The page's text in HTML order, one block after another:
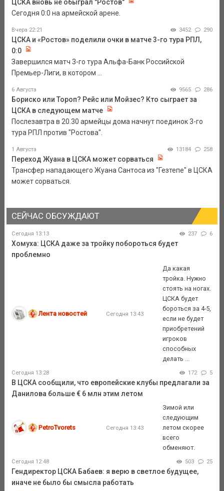
ЦСКА вновь не обыграл "Ростов"
Сегодня 0:0 на армейской арене.
Вчера 22:21 3452 290
ЦСКА и «Ростов» поделили очки в матче 3-го тура РПЛ,
0:0
Завершился матч 3-го тура Альфа-Банк Российской
Премьер-Лиги, в котором ...
6 Августа 9565 286
Бориско или Тороп? Рейс или Мойзес? Кто сыграет за
ЦСКА в следующем матче
Послезавтра в 20.30 армейцы дома начнут поединок 3-го
тура РПЛ против "Ростова".
1 Августа 13184 258
Переход Жуана в ЦСКА может сорваться
Трансфер нападающего Жуана Сантоса из "Гезтепе" в ЦСКА
может сорваться.
СЕЙЧАС ОБСУЖДАЮТ
Сегодня 13:13 237 6
Хомуха: ЦСКА даже за тройку побороться будет
проблемно
Лента новостей Сегодня 13:43
Да какая
тройка. Нужно
стоять на ногах.
ЦСКА будет
бороться за 4-5,
если не будет
приобретений
игроков
способных
делать ...
Сегодня 13:28 172 5
В ЦСКА сообщили, что европейские клубы предлагали за
Данилова больше € 6 млн этим летом
PetroTvorets Сегодня 13:43
Зимой или
следующим
летом скорее
всего
обменяют.
Сегодня 12:48 503 25
Гендиректор ЦСКА Бабаев: я верю в светлое будущее,
иначе не было бы смысла работать